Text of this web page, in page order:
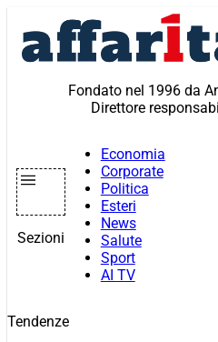
contenuto
Fondato nel 1996 da
Direttore
Sezioni
Economia
Corporate
Politica
Esteri
News
Salute
Sport
AI TV
Tendenze